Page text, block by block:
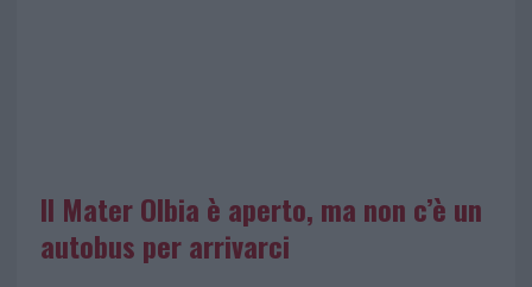
Il Mater Olbia è aperto, ma non c’è un
autobus per arrivarci